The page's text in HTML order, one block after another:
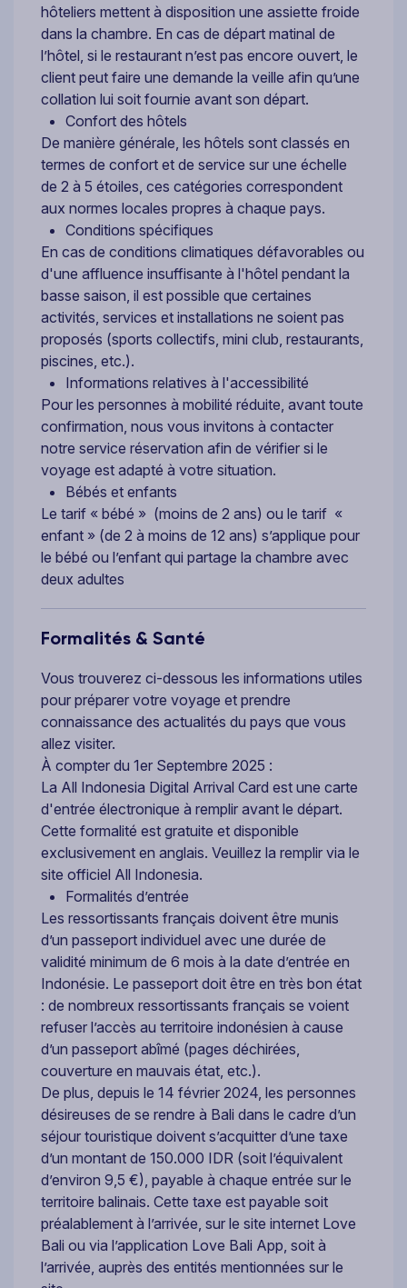
hôteliers mettent à disposition une assiette froide
dans la chambre. En cas de départ matinal de
l’hôtel, si le restaurant n’est pas encore ouvert, le
client peut faire une demande la veille afin qu’une
collation lui soit fournie avant son départ.
Confort des hôtels
De manière générale, les hôtels sont classés en
termes de confort et de service sur une échelle
de 2 à 5 étoiles, ces catégories correspondent
aux normes locales propres à chaque pays.
Conditions spécifiques
En cas de conditions climatiques défavorables ou
d'une affluence insuffisante à l'hôtel pendant la
basse saison, il est possible que certaines
activités, services et installations ne soient pas
proposés (sports collectifs, mini club, restaurants,
piscines, etc.).
Informations relatives à l'accessibilité
Pour les personnes à mobilité réduite, avant toute
confirmation, nous vous invitons à contacter
notre service réservation afin de vérifier si le
voyage est adapté à votre situation.
Bébés et enfants
Le tarif « bébé » (moins de 2 ans) ou le tarif «
enfant » (de 2 à moins de 12 ans) s’applique pour
le bébé ou l’enfant qui partage la chambre avec
deux adultes
Formalités & Santé
Vous trouverez ci-dessous les informations utiles
pour préparer votre voyage et prendre
connaissance des actualités du pays que vous
allez visiter.
À compter du 1er Septembre 2025 :
La All Indonesia Digital Arrival Card est une carte
d'entrée électronique à remplir avant le départ.
Cette formalité est gratuite et disponible
exclusivement en anglais. Veuillez la remplir via le
site officiel All Indonesia.
Formalités d’entrée
Les ressortissants français doivent être munis
d’un passeport individuel avec une durée de
validité minimum de 6 mois à la date d’entrée en
Indonésie. Le passeport doit être en très bon état
: de nombreux ressortissants français se voient
refuser l’accès au territoire indonésien à cause
d’un passeport abîmé (pages déchirées,
couverture en mauvais état, etc.).
De plus, depuis le 14 février 2024, les personnes
désireuses de se rendre à Bali dans le cadre d’un
séjour touristique doivent s’acquitter d’une taxe
d’un montant de 150.000 IDR (soit l’équivalent
d’environ 9,5 €), payable à chaque entrée sur le
territoire balinais. Cette taxe est payable soit
préalablement à l’arrivée, sur le site internet Love
Bali ou via l’application Love Bali App, soit à
l’arrivée, auprès des entités mentionnées sur le